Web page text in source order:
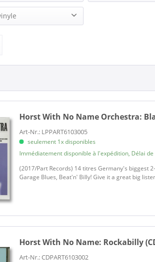
(4)
Orchestra (2)
Horst With No Name Orchestra:
Art-Nr.: LPPART6103005
seulement 1x disponibles
Immédiatement disponible à l'expédition, Délai
(2017/Part Records) 14 titres Germany's biggest
Garage Blues, Beat'n' Billy! Give it a great big
Horst With No Name: Rockabilly
Art-Nr.: CDPART6103002